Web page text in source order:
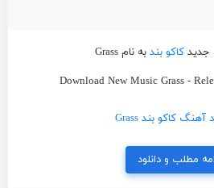
جدیدکاکو بند به نام Grass
Download New Music Grass -
مطلب و دانلود